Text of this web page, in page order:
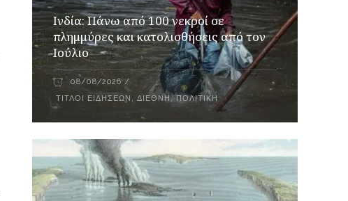
Ινδία: Πάνω από 100 νεκροί σε
πλημμύρες και κατολισθήσεις από τον
Ιούλιο
08/08/2026
ΤΊΤΛΟΙ ΕΙΔΉΣΕΩΝ ,ΔΙΕΘΝΉ, ΠΟΛΙΤΙΚΉ